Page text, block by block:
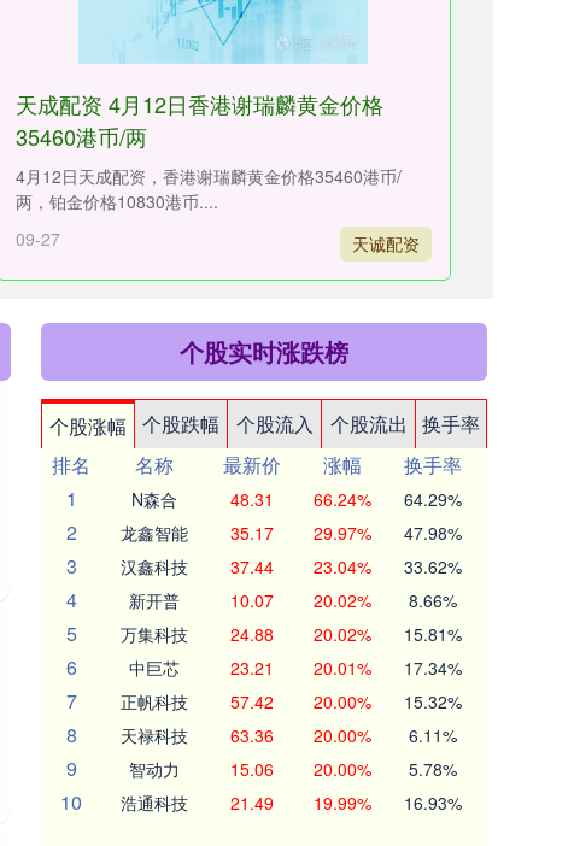
天成配资 4月12日香港谢瑞麟黄金价格
35460港币/两
4月12日天成配资，香港谢瑞麟黄金价格35460港币/
两，铂金价格10830港币....
09-27
天诚配资
个股实时涨跌榜
个股涨幅 个股跌幅 个股流入 个股流出
换手率
排名
名称 最新价 涨幅
换手率
1
N森合 48.31 66.24% 64.29%
2 龙鑫智能 35.17 29.97% 47.98%
3 汉鑫科技 37.44 23.04% 33.62%
4 新开普 10.07 20.02% 8.66%
5 万集科技 24.88 20.02% 15.81%
6 中巨芯 23.21 20.01% 17.34%
7 正帆科技 57.42 20.00% 15.32%
8 天禄科技 63.36 20.00% 6.11%
9 智动力 15.06 20.00% 5.78%
10 浩通科技 21.49 19.99% 16.93%